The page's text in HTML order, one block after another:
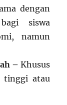
dengan
siswa
namun
– Khusus
tinggi atau